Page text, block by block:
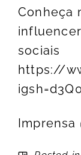
Conheça
sociais
https://
Imprensa